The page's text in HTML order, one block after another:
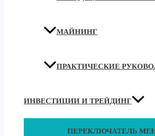
МАЙНИНГ
ПРАКТИЧЕСКИЕ
ИНВЕСТИЦИИ И ТРЕЙДИНГ
ПЕРЕКЛЮЧАТЕЛЬ